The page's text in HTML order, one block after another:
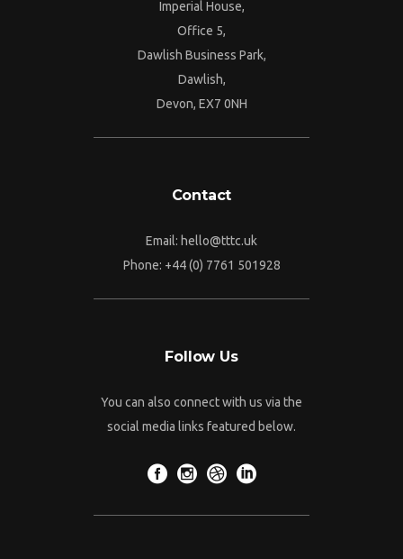
Imperial House,
Office 5,
Dawlish Business Park,
Dawlish,
Devon, EX7 0NH
Contact
Email: hello@tttc.uk
Phone: +44 (0) 7761 501928
Follow Us
You can also connect with us via the
social media links featured below.